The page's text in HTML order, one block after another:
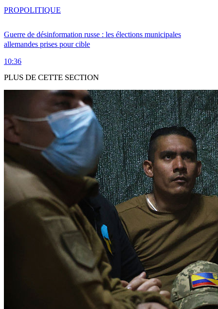
Guerre de désinformation russe : les élections municipales
allemandes prises pour cible
10:36
PROPOLITIQUE
PLUS DE CETTE SECTION